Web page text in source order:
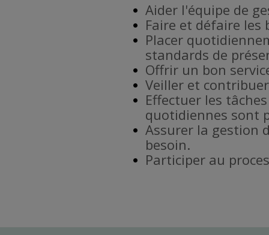
Aider l'équipe de
Faire et défaire
Placer
standards de
Offrir un bon
Veiller et
Effectuer les
quotidiennes sont
Assurer la gestion
besoin.
Participer au